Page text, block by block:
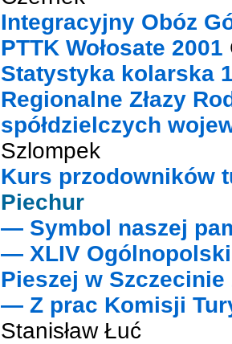
Integracyjny Obóz
PTTK Wołosate 2001
Statystyka kolarska
Regionalne Złazy
spółdzielczych
Szlompek
Kurs przodowników
Piechur
— Symbol naszej
— XLIV
Pieszej w Szczecinie
— Z prac Komisji
Stanisław Łuć